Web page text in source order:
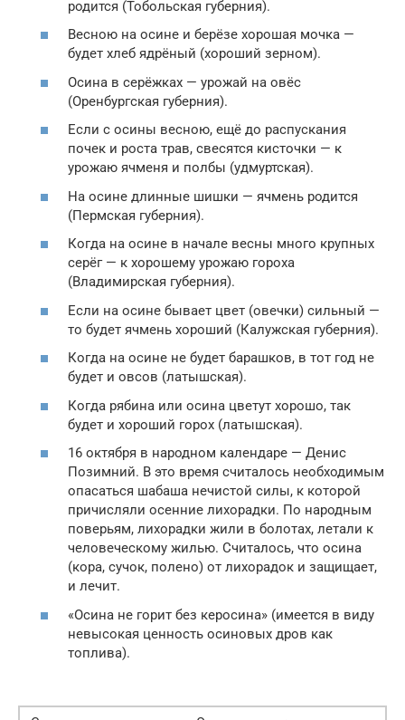
родится (Тобольская губерния).
Весною на осине и берёзе хорошая мочка —
будет хлеб ядрёный (хороший зерном).
Осина в серёжках — урожай на овёс
(Оренбургская губерния).
Если с осины весною, ещё до распускания
почек и роста трав, свесятся кисточки — к
урожаю ячменя и полбы (удмуртская).
На осине длинные шишки — ячмень родится
(Пермская губерния).
Когда на осине в начале весны много крупных
серёг — к хорошему урожаю гороха
(Владимирская губерния).
Если на осине бывает цвет (овечки) сильный —
то будет ячмень хороший (Калужская губерния).
Когда на осине не будет барашков, в тот год не
будет и овсов (латышская).
Когда рябина или осина цветут хорошо, так
будет и хороший горох (латышская).
16 октября в народном календаре — Денис
Позимний. В это время считалось необходимым
опасаться шабаша нечистой силы, к которой
причисляли осенние лихорадки. По народным
поверьям, лихорадки жили в болотах, летали к
человеческому жилью. Считалось, что осина
(кора, сучок, полено) от лихорадок и защищает,
и лечит.
«Осина не горит без керосина» (имеется в виду
невысокая ценность осиновых дров как
топлива).